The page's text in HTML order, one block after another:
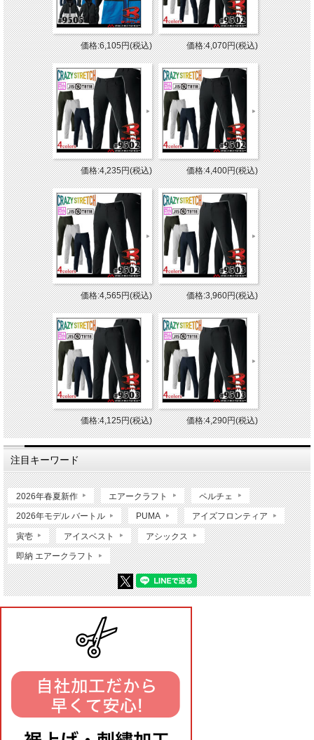
価格:6,105円(税込) 価格:4,070円(税込)
価格:4,235円(税込) 価格:4,400円(税込)
価格:4,565円(税込) 価格:3,960円(税込)
価格:4,125円(税込) 価格:4,290円(税込)
注目キーワード
2026年春夏新作 エアークラフト ペルチェ
2026年モデル バートル PUMA アイズフロンティア
寅壱 アイスベスト アシックス
即納 エアークラフト